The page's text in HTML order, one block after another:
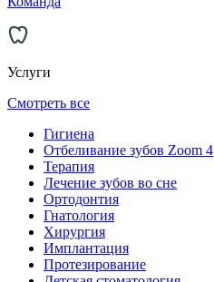
Услуги
Смотреть все
Гигиена
Отбеливание зубов Zoom 4
Терапия
Лечение зубов во сне
Ортодонтия
Гнатология
Хирургия
Имплантация
Протезирование